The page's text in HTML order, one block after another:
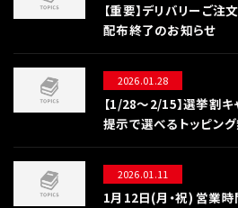
【重要】デリバリーご注
配布終了のお知らせ
2026.01.28
【1/28〜2/15】選挙割
提示で選べるトッピン
2026.01.11
1月12日(月・祝) 営業